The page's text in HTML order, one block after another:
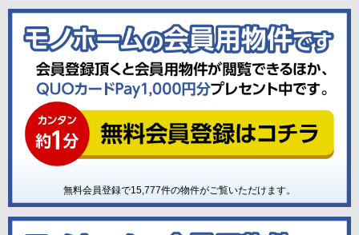
無料会員登録で15,777件の物件がご覧いただけます。